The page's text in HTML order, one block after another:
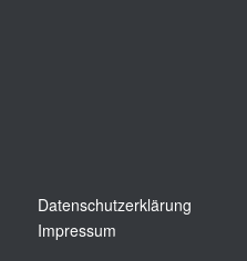
Datenschutzerklärung
Impressum